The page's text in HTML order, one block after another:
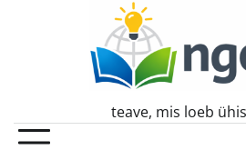
teave, mis loeb